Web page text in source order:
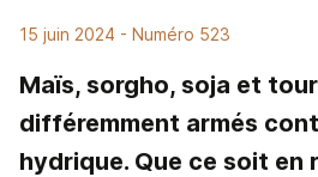
15 juin 2024 - Numéro 523
Maïs, sorgho, soja et
différemment armés
hydrique. Que ce soit en